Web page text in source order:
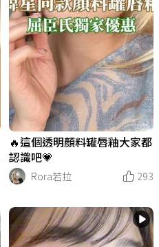
🔥這個透明顏料罐唇釉大家都
認識吧💗
Rora若拉
293